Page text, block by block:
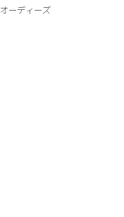
オーディーズ